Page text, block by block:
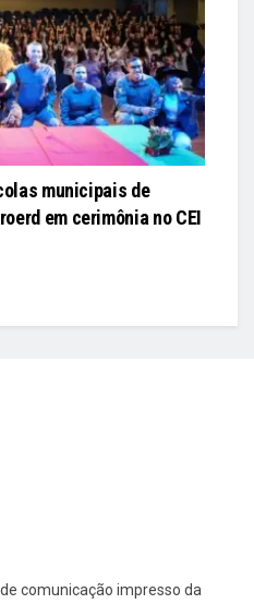
municipais de
em cerimônia no CEI
comunicação impresso da